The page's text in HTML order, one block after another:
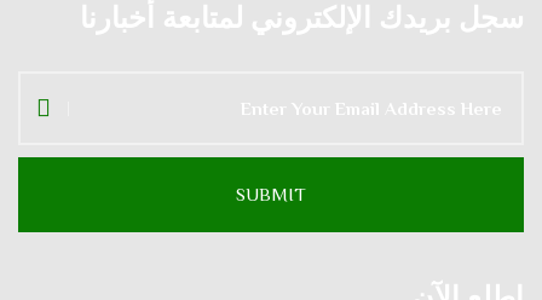
سجل بريدك الإلكتروني لمتابعة أخبارنا